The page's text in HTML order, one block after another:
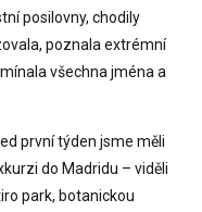
posilovny, chodily
poznala extrémní
všechna jména a
první týden jsme měli
do Madridu – viděli
park, botanickou